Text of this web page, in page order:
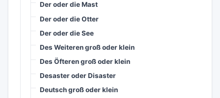
Der oder die Mast
Der oder die Otter
Der oder die See
Des Weiteren groß oder klein
Des Öfteren groß oder klein
Desaster oder Disaster
Deutsch groß oder klein